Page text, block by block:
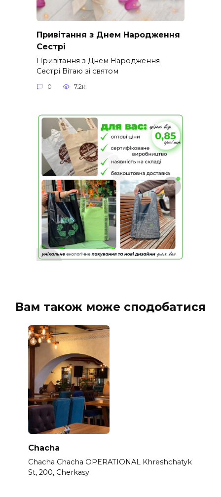
Привітання з Днем Народження
Сестрі
Привітання з Днем Народження
Сестрі Вітаю зі святом
0 7.2к.
Вам також може сподобатися
Chacha
Chacha Chacha OPERATIONAL Khreshchatyk
St, 200, Cherkasy